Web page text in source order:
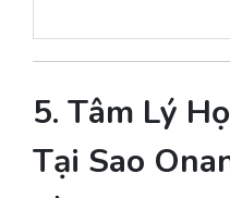
5. Tâm Lý
Tại Sao